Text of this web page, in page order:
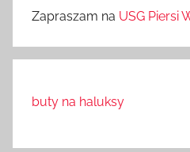
Zapraszam na USG Piersi
buty na haluksy